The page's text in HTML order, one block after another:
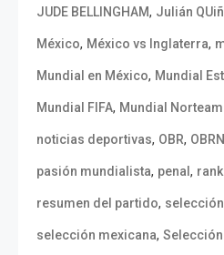
JUDE BELLINGHAM, Julián
México, México vs Inglaterra,
Mundial en México, Mundial
Mundial FIFA, Mundial
noticias deportivas, OBR,
pasión mundialista, penal ,
resumen del partido,
selección mexicana, Selección